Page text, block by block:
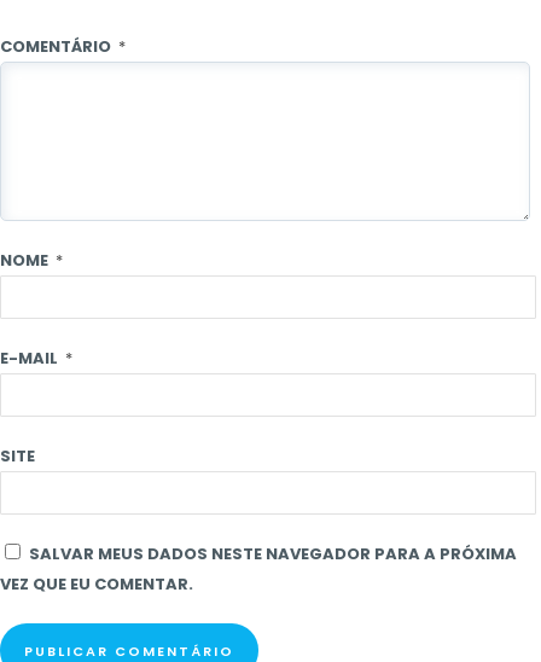
COMENTÁRIO *
NOME *
E-MAIL *
SITE
SALVAR MEUS DADOS NESTE NAVEGADOR PARA A PRÓXIMA
VEZ QUE EU COMENTAR.